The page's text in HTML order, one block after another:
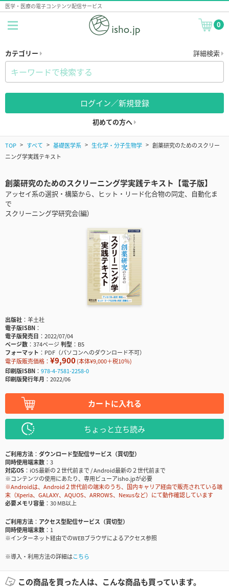
医学・医療の電子コンテンツ配信サービス
0
カテゴリー 詳細検索
ログイン／新規登録
初めての方へ
TOP すべて 基礎医学系 生化学・分子生物学
創薬研究のためのスクリー
ニング学実践テキスト
創薬研究のためのスクリーニング学実践テキスト【電子版】
アッセイ系の選択・構築から、ヒット・リード化合物の同定、自動化ま
で
スクリーニング学研究会(編)
出版社
羊土社
電子版ISBN
電子版発売日
2022/07/04
ページ数
374ページ判型
B5
フォーマット
PDF（パソコンへのダウンロード不可）
電子版販売価格： ¥9,900(本体¥9,000＋税10％)
印刷版ISBN
978-4-7581-2258-0
印刷版発行年月
2022/06
カートに入れる
ちょっと立ち読み
ご利用方法
ダウンロード型配信サービス（買切型）
同時使用端末数
3
対応OS
iOS最新の２世代前まで / Android最新の２世代前まで
※コンテンツの使用にあたり、専用ビューアisho.jpが必要
※Androidは、Android２世代前の端末のうち、国内キャリア経由で販売されている端
末（Xperia、GALAXY、AQUOS、ARROWS、Nexusなど）にて動作確認しています
必要メモリ容量
30 MB以上
ご利用方法
アクセス型配信サービス（買切型）
同時使用端末数
1
※インターネット経由でのWEBブラウザによるアクセス参照
※導入・利用方法の詳細はこちら
この商品を買った人は、こんな商品も買っています。